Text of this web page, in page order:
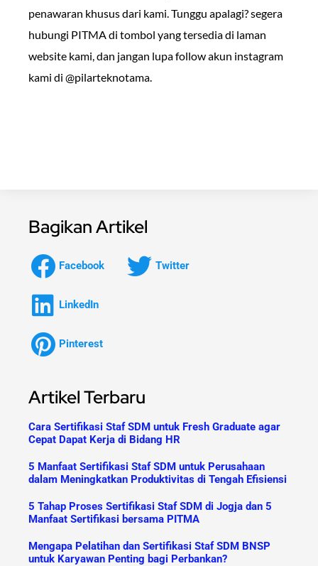
penawaran khusus dari kami. Tunggu apalagi? segera
hubungi PITMA di tombol yang tersedia di laman
website kami, dan jangan lupa follow akun instagram
kami di @pilarteknotama.
Bagikan Artikel
Facebook Twitter
LinkedIn
Pinterest
Artikel Terbaru
Cara Sertifikasi Staf SDM untuk Fresh Graduate agar
Cepat Dapat Kerja di Bidang HR
5 Manfaat Sertifikasi Staf SDM untuk Perusahaan
dalam Meningkatkan Produktivitas di Tengah Efisiensi
5 Tahap Proses Sertifikasi Staf SDM di Jogja dan 5
Manfaat Sertifikasi bersama PITMA
Mengapa Pelatihan dan Sertifikasi Staf SDM BNSP
untuk Karyawan Penting bagi Perbankan?